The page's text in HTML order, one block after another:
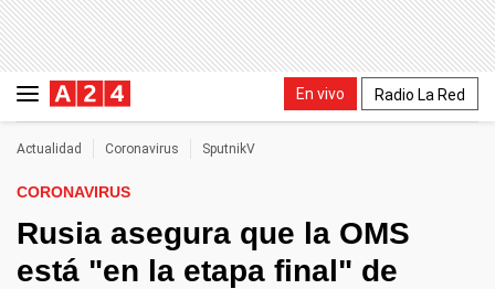
En vivo Radio La Red
Actualidad Coronavirus SputnikV
CORONAVIRUS
Rusia asegura que la OMS
está "en la etapa final" de